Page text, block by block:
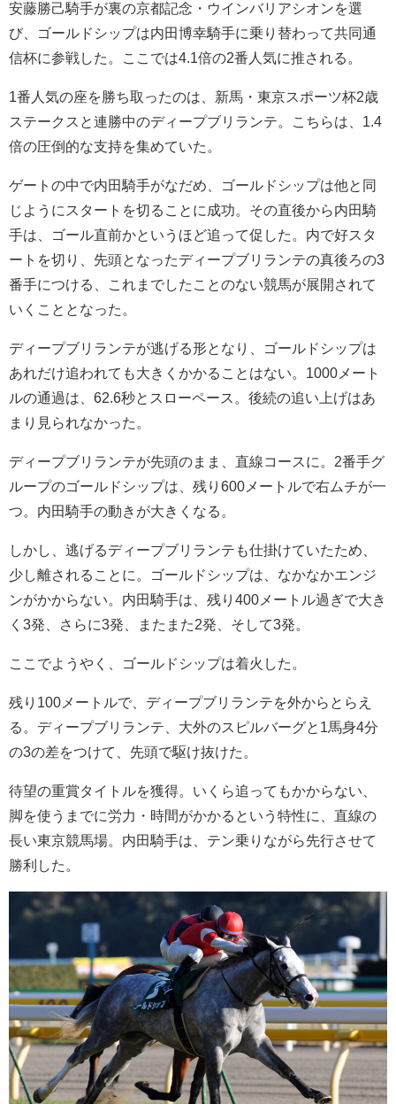
安藤勝己騎手が裏の京都記念・ウインバリアシオンを選
び、ゴールドシップは内田博幸騎手に乗り替わって共同通
信杯に参戦した。ここでは4.1倍の2番人気に推される。
1番人気の座を勝ち取ったのは、新馬・東京スポーツ杯2歳
ステークスと連勝中のディープブリランテ。こちらは、1.4
倍の圧倒的な支持を集めていた。
ゲートの中で内田騎手がなだめ、ゴールドシップは他と同
じようにスタートを切ることに成功。その直後から内田騎
手は、ゴール直前かというほど追って促した。内で好スタ
ートを切り、先頭となったディープブリランテの真後ろの3
番手につける、これまでしたことのない競馬が展開されて
いくこととなった。
ディープブリランテが逃げる形となり、ゴールドシップは
あれだけ追われても大きくかかることはない。1000メート
ルの通過は、62.6秒とスローペース。後続の追い上げはあ
まり見られなかった。
ディープブリランテが先頭のまま、直線コースに。2番手グ
ループのゴールドシップは、残り600メートルで右ムチが一
つ。内田騎手の動きが大きくなる。
しかし、逃げるディープブリランテも仕掛けていたため、
少し離されることに。ゴールドシップは、なかなかエンジ
ンがかからない。内田騎手は、残り400メートル過ぎで大き
く3発、さらに3発、またまた2発、そして3発。
ここでようやく、ゴールドシップは着火した。
残り100メートルで、ディープブリランテを外からとらえ
る。ディープブリランテ、大外のスピルバーグと1馬身4分
の3の差をつけて、先頭で駆け抜けた。
待望の重賞タイトルを獲得。いくら追ってもかからない、
脚を使うまでに労力・時間がかかるという特性に、直線の
長い東京競馬場。内田騎手は、テン乗りながら先行させて
勝利した。